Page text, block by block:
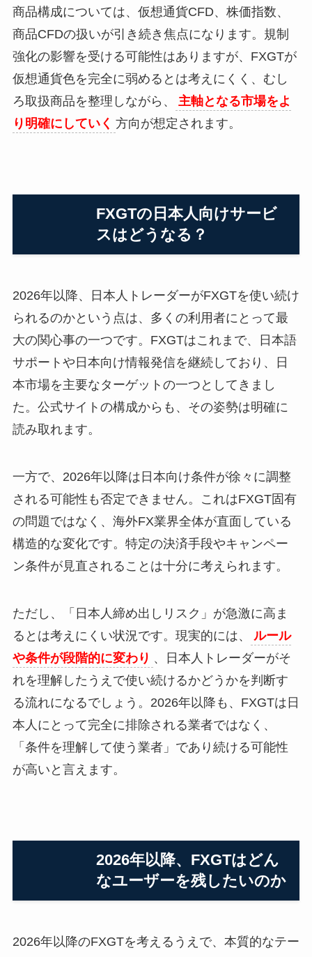
商品構成については、仮想通貨CFD、株価指数、
商品CFDの扱いが引き続き焦点になります。規制
強化の影響を受ける可能性はありますが、FXGTが
仮想通貨色を完全に弱めるとは考えにくく、むし
ろ取扱商品を整理しながら、
主軸となる市場をよ
り明確にしていく 方向が想定されます。
FXGTの日本人向けサービ
スはどうなる？
2026年以降、日本人トレーダーがFXGTを使い続け
られるのかという点は、多くの利用者にとって最
大の関心事の一つです。FXGTはこれまで、日本語
サポートや日本向け情報発信を継続しており、日
本市場を主要なターゲットの一つとしてきまし
た。公式サイトの構成からも、その姿勢は明確に
読み取れます。
一方で、2026年以降は日本向け条件が徐々に調整
される可能性も否定できません。これはFXGT固有
の問題ではなく、海外FX業界全体が直面している
構造的な変化です。特定の決済手段やキャンペー
ン条件が見直されることは十分に考えられます。
ただし、「日本人締め出しリスク」が急激に高ま
るとは考えにくい状況です。現実的には、
ルール
や条件が段階的に変わり 、日本人トレーダーがそ
れを理解したうえで使い続けるかどうかを判断す
る流れになるでしょう。2026年以降も、FXGTは日
本人にとって完全に排除される業者ではなく、
「条件を理解して使う業者」であり続ける可能性
が高いと言えます。
2026年以降、FXGTはどん
なユーザーを残したいのか
2026年以降のFXGTを考えるうえで、本質的なテー